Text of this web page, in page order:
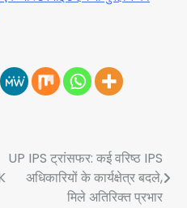
UP IPS ट्रांसफर: कई वरिष्ठ IPS
अधिकारियों के कार्यक्षेत्र बदले,
मिले अतिरिक्त प्रभार